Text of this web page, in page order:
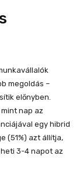
megoldás –
előnyben.
nap az
egy hibrid
(51%) azt állítja,
3-4 napot az